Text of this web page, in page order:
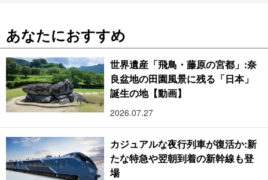
あなたにおすすめ
世界遺産「飛鳥・藤原の宮都」:奈
良盆地の田園風景に残る「日本」
誕生の地【動画】
2026.07.27
カジュアルな夜行列車が復活か:新
たな特急や翌朝到着の新幹線も登
場